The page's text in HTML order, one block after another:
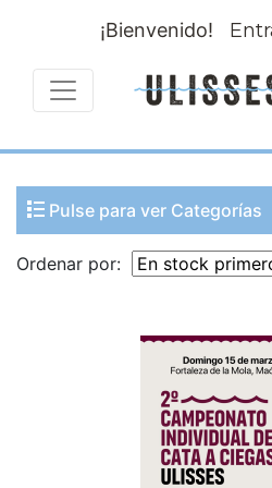
¡Bienvenido!
Pulse para ver Categorías
Ordenar por: